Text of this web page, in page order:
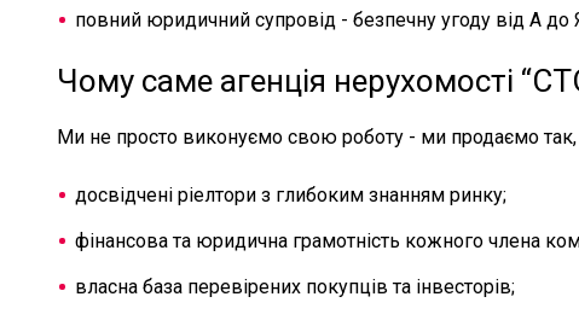
повний юридичний супровід - безпечну угоду від А до
Чому саме агенція нерухомості
Ми не просто виконуємо свою роботу - ми продаємо
досвідчені ріелтори з глибоким знанням ринку;
фінансова та юридична грамотність кожного члена
власна база перевірених покупців та інвесторів;